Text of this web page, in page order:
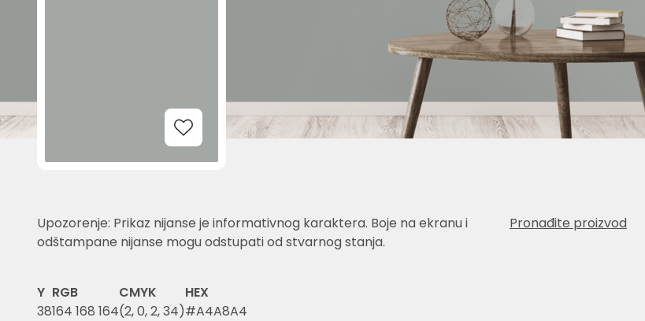
Add to Wishlist
Upozorenje: Prikaz nijanse je informativnog karaktera. Boje na ekranu i
odštampane nijanse mogu odstupati od stvarnog stanja.
Pronađite proizvod
Y
38
RGB
164 168 164
CMYK
(2, 0, 2, 34)
HEX
#A4A8A4